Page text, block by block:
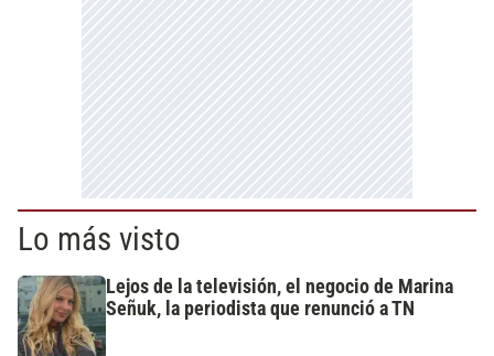
Lo más visto
Lejos de la televisión, el negocio de Marina
Señuk, la periodista que renunció a TN